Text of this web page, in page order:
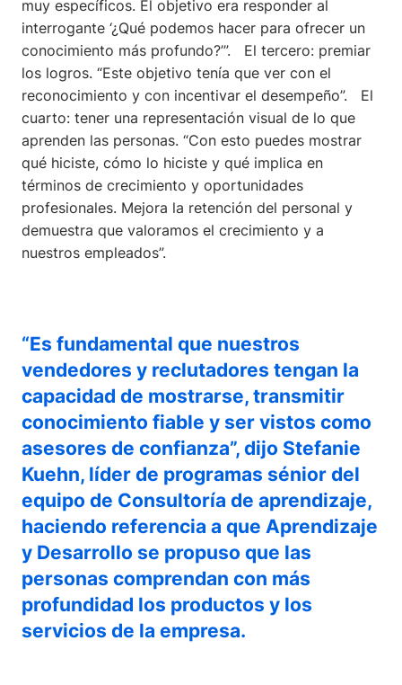
muy específicos. El objetivo era responder al
interrogante ‘¿Qué podemos hacer para ofrecer un
conocimiento más profundo?’”. El tercero: premiar
los logros. “Este objetivo tenía que ver con el
reconocimiento y con incentivar el desempeño”. El
cuarto: tener una representación visual de lo que
aprenden las personas. “Con esto puedes mostrar
qué hiciste, cómo lo hiciste y qué implica en
términos de crecimiento y oportunidades
profesionales. Mejora la retención del personal y
demuestra que valoramos el crecimiento y a
nuestros empleados”.
“Es fundamental que nuestros
vendedores y reclutadores tengan la
capacidad de mostrarse, transmitir
conocimiento fiable y ser vistos como
asesores de confianza”, dijo Stefanie
Kuehn, líder de programas sénior del
equipo de Consultoría de aprendizaje,
haciendo referencia a que Aprendizaje
y Desarrollo se propuso que las
personas comprendan con más
profundidad los productos y los
servicios de la empresa.